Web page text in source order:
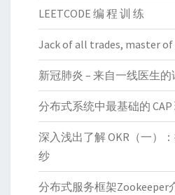
LEETCODE 编 程 训 练
Jack of all trades, master of
新冠肺炎 – 来自一线医生的
分布式系统中最基础的
深入浅出了解 OKR（一）
纱
分布式服务框架Zookeeper